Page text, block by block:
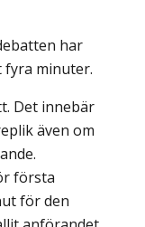
har
minuter.
Det innebär
även om
första
för den